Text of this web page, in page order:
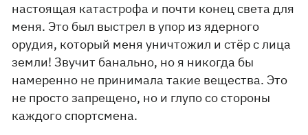
настоящая катастрофа и почти конец света для
меня. Это был выстрел в упор из ядерного
орудия, который меня уничтожил и стёр с лица
земли! Звучит банально, но я никогда бы
намеренно не принимала такие вещества. Это
не просто запрещено, но и глупо со стороны
каждого спортсмена.